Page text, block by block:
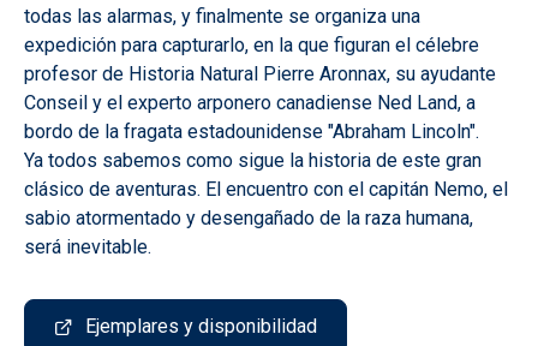
todas las alarmas, y finalmente se organiza una
expedición para capturarlo, en la que figuran el célebre
profesor de Historia Natural Pierre Aronnax, su ayudante
Conseil y el experto arponero canadiense Ned Land, a
bordo de la fragata estadounidense "Abraham Lincoln".
Ya todos sabemos como sigue la historia de este gran
clásico de aventuras. El encuentro con el capitán Nemo, el
sabio atormentado y desengañado de la raza humana,
será inevitable.
Ejemplares y disponibilidad